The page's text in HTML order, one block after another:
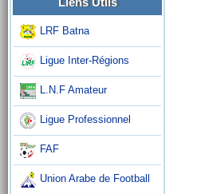
LRF Batna
Ligue Inter-Régions
L.N.F Amateur
Ligue Professionnel
FAF
Union Arabe de Football